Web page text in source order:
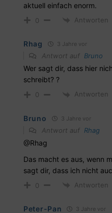
aktuell einfach enorm.
0 Antworten
Rhag 3 Jahre vor
Antwort auf Bruno
Wer sagt dir, dass hier
schreibt? ?
0 Antworten
Bruno 3 Jahre vor
Antwort auf Rhag
@Rhag
Das macht es aus, wenn
sagt dir, dass ich nicht
0 Antworten
Peter-Pan 3 Jahre vor